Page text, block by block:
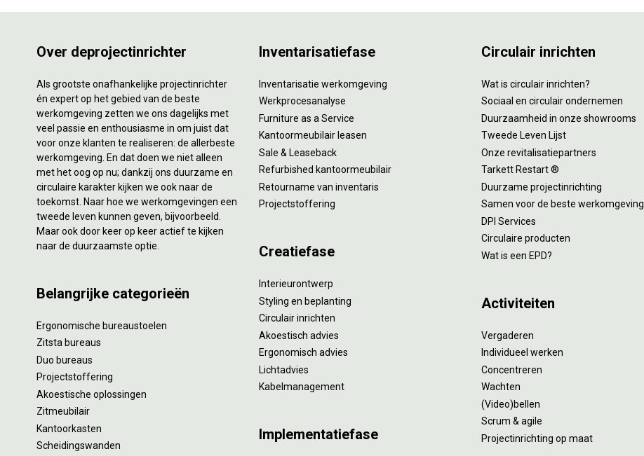
Over deprojectinrichter
Als grootste onafhankelijke projectinrichter
én expert op het gebied van de beste
werkomgeving zetten we ons dagelijks met
veel passie en enthousiasme in om juist dat
voor onze klanten te realiseren: de allerbeste
werkomgeving. En dat doen we niet alleen
met het oog op nu; dankzij ons duurzame en
circulaire karakter kijken we ook naar de
toekomst. Naar hoe we werkomgevingen een
tweede leven kunnen geven, bijvoorbeeld.
Maar ook door keer op keer actief te kijken
naar de duurzaamste optie.
Belangrijke categorieën
Ergonomische bureaustoelen
Zitsta bureaus
Duo bureaus
Projectstoffering
Akoestische oplossingen
Zitmeubilair
Kantoorkasten
Scheidingswanden
Inventarisatiefase
Inventarisatie werkomgeving
Werkprocesanalyse
Furniture as a Service
Kantoormeubilair leasen
Sale & Leaseback
Refurbished kantoormeubilair
Retourname van inventaris
Projectstoffering
Creatiefase
Interieurontwerp
Styling en beplanting
Circulair inrichten
Akoestisch advies
Ergonomisch advies
Lichtadvies
Kabelmanagement
Implementatiefase
Circulair inrichten
Wat is circulair inrichten?
Sociaal en circulair ondernemen
Duurzaamheid in onze showrooms
Tweede Leven Lijst
Onze revitalisatiepartners
Tarkett Restart ®
Duurzame projectinrichting
Samen voor de beste werkomgeving
DPI Services
Circulaire producten
Wat is een EPD?
Activiteiten
Vergaderen
Individueel werken
Concentreren
Wachten
(Video)bellen
Scrum & agile
Projectinrichting op maat